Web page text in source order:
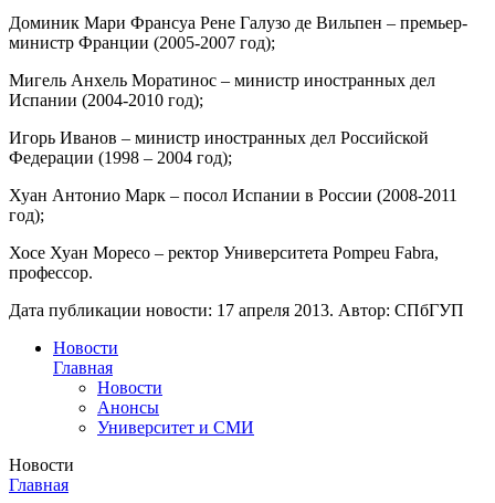
Доминик Мари Франсуа Рене Галузо де Вильпен – премьер-
министр Франции (2005-2007 год);
Мигель Анхель Моратинос – министр иностранных дел
Испании (2004-2010 год);
Игорь Иванов – министр иностранных дел Российской
Федерации (1998 – 2004 год);
Хуан Антонио Марк – посол Испании в России (2008-2011
год);
Хосе Хуан Моресо – ректор Университета Pompeu Fabra,
профессор.
Дата публикации новости: 17 апреля 2013. Автор: СПбГУП
Новости
Главная
Новости
Анонсы
Университет и СМИ
Новости
Главная